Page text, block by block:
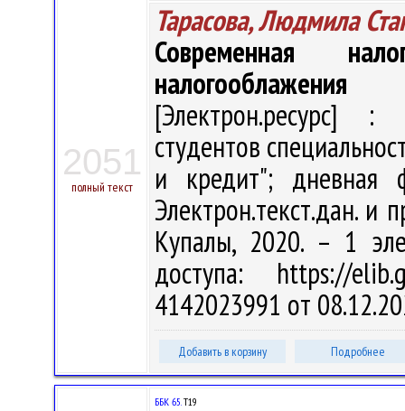
2051
полный текст
Тарасова, Людмила
Современная
налогооблажения
[Электрон.ресурс] :
студентов
и кредит";
Электрон.текст.дан. и
Купалы, 2020. – 1
доступа: https://
4142023991 от
Добавить в корзину Подробнее
ББК 65.Т19